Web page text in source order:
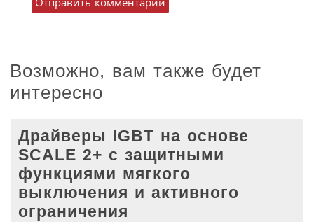
Возможно, вам также будет
интересно
Драйверы IGBT на основе
SCALE 2+ с защитными
функциями мягкого
выключения и активного
ограничения